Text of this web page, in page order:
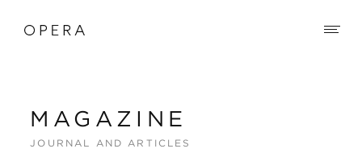
MAGAZINE
JOURNAL AND ARTICLES